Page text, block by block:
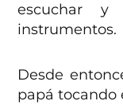
escuchar y
instrumentos.
Desde
papá tocando